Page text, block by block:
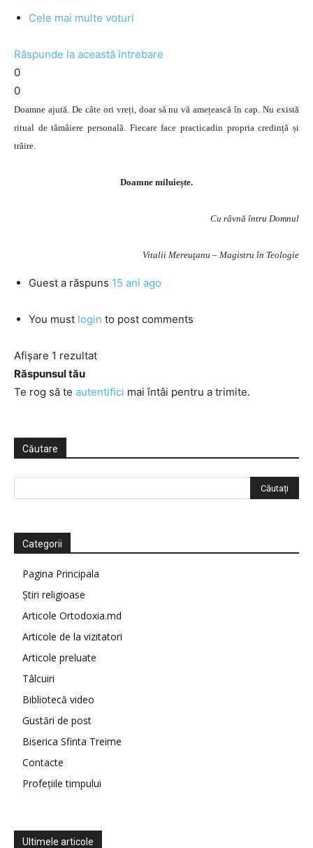
Cele mai multe voturi
Răspunde la această întrebare
0
0
Doamne ajută. De câte ori vreți, doar să nu vă amețească în cap. Nu există
ritual de tămâiere personală. Fiecare face practicadin propria credință și
trăire.
Doamne miluiește.
Cu râvnă întru Domnul
Vitalii Mereuţanu – Magistru în Teologie
Guest a răspuns 15 ani ago
You must login to post comments
Afișare 1 rezultat
Răspunsul tău
Te rog să te autentifici mai întâi pentru a trimite.
Căutare
Categorii
Pagina Principala
Știri religioase
Articole Ortodoxia.md
Articole de la vizitatori
Articole preluate
Tâlcuiri
Bibliotecă video
Gustări de post
Biserica Sfinta Treime
Contacte
Profețiile timpului
Ultimele articole